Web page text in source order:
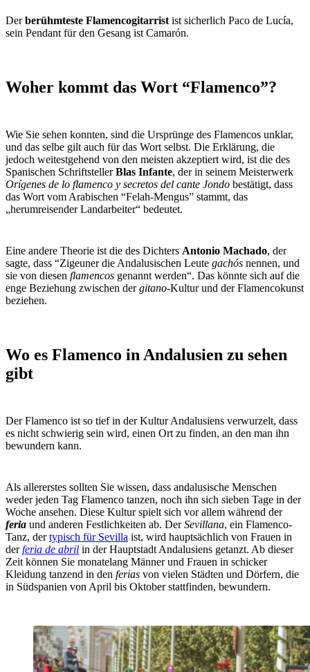
Derberühmteste Flamencogitarrist ist sicherlich Paco de Lucía,
sein Pendant für den Gesang ist Camarón.
Woher kommt das Wort “Flamenco”?
Wie Sie sehen konnten, sind die Ursprünge des Flamencos unklar,
und das selbe gilt auch für das Wort selbst. Die Erklärung, die
jedoch weitestgehend von den meisten akzeptiert wird, ist die des
Spanischen SchriftstellerBlas Infante, der in seinem Meisterwerk
Orígenes de lo flamenco y secretos del cante Jondo bestätigt, dass
das Wort vom Arabischen “Felah-Mengus” stammt, das
„herumreisender Landarbeiter“ bedeutet.
Eine andere Theorie ist die des Dichters Antonio Machado, der
sagte, dass “Zigeuner die Andalusischen Leute gachós nennen, und
sie von diesen flamencos genannt werden“. Das könnte sich auf die
enge Beziehung zwischen dergitano-Kultur und der Flamencokunst
beziehen.
Wo es Flamenco in Andalusien zu sehen
gibt
Der Flamenco ist so tief in der Kultur Andalusiens verwurzelt, dass
es nicht schwierig sein wird, einen Ort zu finden, an den man ihn
bewundern kann.
Als allererstes sollten Sie wissen, dass andalusische Menschen
weder jeden Tag Flamenco tanzen, noch ihn sich sieben Tage in der
Woche ansehen. Diese Kultur spielt sich vor allem während der
feria und anderen Festlichkeiten ab. DerSevillana, ein Flamenco-
Tanz, dertypisch für Sevilla ist, wird hauptsächlich von Frauen in
derferia de abril in der Hauptstadt Andalusiens getanzt. Ab dieser
Zeit können Sie monatelang Männer und Frauen in schicker
Kleidung tanzend in den ferias von vielen Städten und Dörfern, die
in Südspanien von April bis Oktober stattfinden, bewundern.